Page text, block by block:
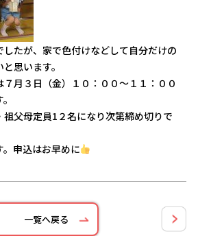
たが、家で色付けなどして自分だけの
思います。
月３日（金）１０：００～１１：００
父母定員1２名になり次第締め切りで
申込はお早めに
一覧へ戻る